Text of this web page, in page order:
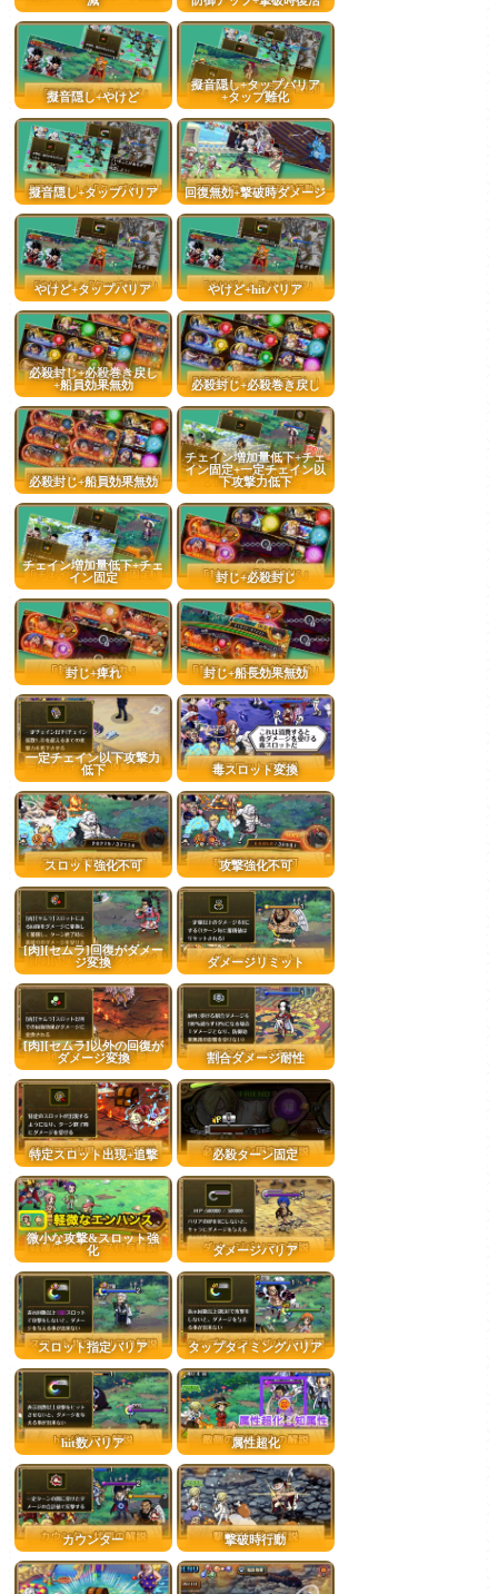
擬音隠し+やけど
擬音隠し+タップバリア
+タップ難化
擬音隠し+タップバリア 回復無効+撃破時ダメージ
やけど+タップバリア やけど+hitバリア
必殺封じ+必殺巻き戻し
+船員効果無効
必殺封じ+必殺巻き戻し
必殺封じ+船員効果無効
チェイン増加量低下+チェ
イン固定+一定チェイン以
下攻撃力低下
チェイン増加量低下+チェ
イン固定
封じ+必殺封じ
封じ+痺れ 封じ+船長効果無効
一定チェイン以下攻撃力
低下
毒スロット変換
スロット強化不可 攻撃強化不可
[肉][セムラ]回復がダメー
ジ変換
ダメージリミット
[肉][セムラ]以外の回復が
ダメージ変換
割合ダメージ耐性
特定スロット出現+追撃 必殺ターン固定
微小な攻撃&スロット強
化
ダメージバリア
スロット指定バリア タップタイミングバリア
hit数バリア 属性超化
カウンター 撃破時行動